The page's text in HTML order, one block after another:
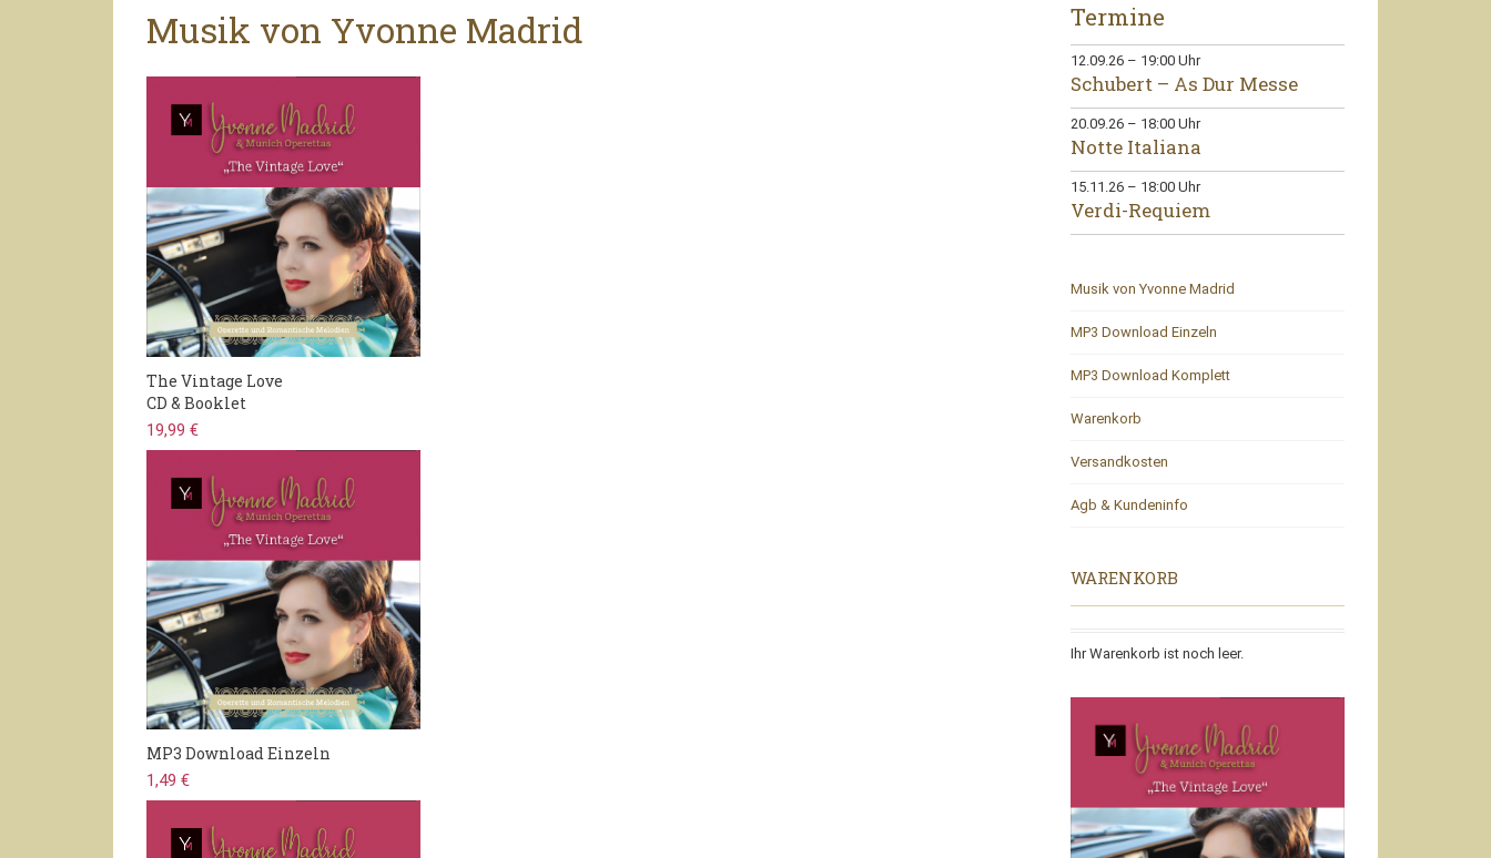
Musik von Yvonne Madrid
The Vintage Love
CD & Booklet
19,99 €
MP3 Download Einzeln
1,49 €
Termine
12.09.26– 19:00Uhr
Schubert – As Dur Messe
20.09.26– 18:00Uhr
Notte Italiana
15.11.26– 18:00Uhr
Verdi-Requiem
Musik von Yvonne Madrid
MP3 Download Einzeln
MP3 Download Komplett
Warenkorb
Versandkosten
Agb & Kundeninfo
WARENKORB
Ihr Warenkorb ist noch leer.